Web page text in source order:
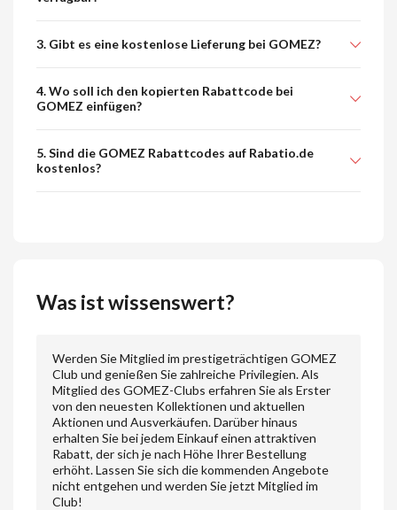
3. Gibt es eine kostenlose Lieferung bei GOMEZ?
4. Wo soll ich den kopierten Rabattcode bei
GOMEZ einfügen?
5. Sind die GOMEZ Rabattcodes auf Rabatio.de
kostenlos?
Was ist wissenswert?
Werden Sie Mitglied im prestigeträchtigen GOMEZ
Club und genießen Sie zahlreiche Privilegien. Als
Mitglied des GOMEZ-Clubs erfahren Sie als Erster
von den neuesten Kollektionen und aktuellen
Aktionen und Ausverkäufen. Darüber hinaus
erhalten Sie bei jedem Einkauf einen attraktiven
Rabatt, der sich je nach Höhe Ihrer Bestellung
erhöht. Lassen Sie sich die kommenden Angebote
nicht entgehen und werden Sie jetzt Mitglied im
Club!